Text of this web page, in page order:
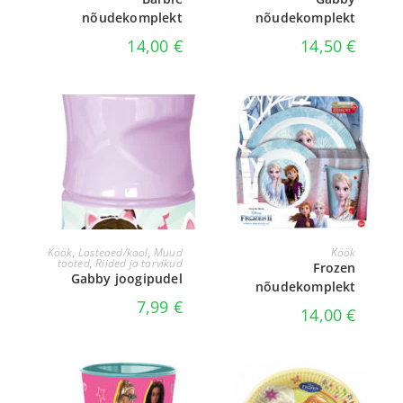
nõudekomplekt
14,00 €
nõudekomplekt
14,50€
LISA KORVI
Köök, Lasteaed/kool, Muud
tooted,Riided ja tarvikud
Gabby joogipudel
7,99 €
Köök
Frozen
nõudekomplekt
14,00€